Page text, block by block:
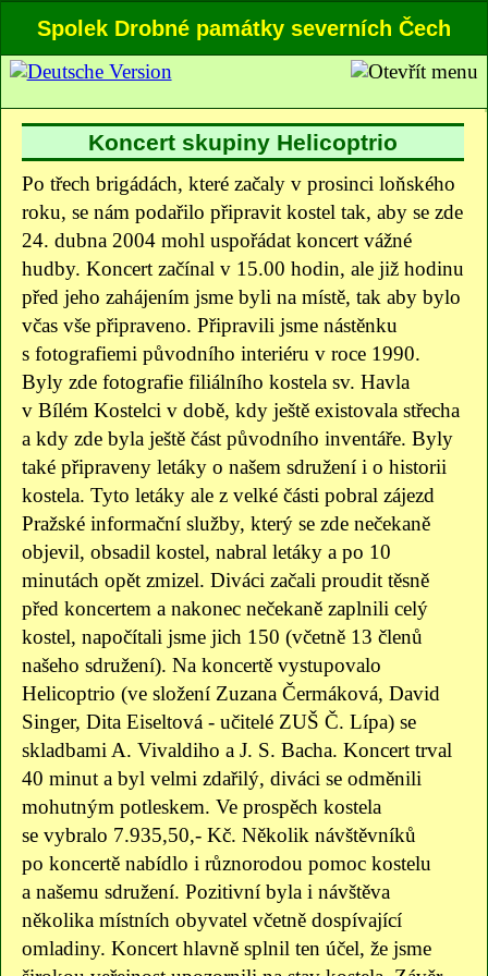
Spolek Drobné památky severních Čech
Koncert skupiny Helicoptrio
Po třech brigádách, které začaly v prosinci loňského
roku, se nám podařilo připravit kostel tak, aby se zde
24. dubna 2004 mohl uspořádat koncert vážné
hudby. Koncert začínal v 15.00 hodin, ale již hodinu
před jeho zahájením jsme byli na místě, tak aby bylo
včas vše připraveno. Připravili jsme nástěnku
s fotografiemi původního interiéru v roce 1990.
Byly zde fotografie filiálního kostela sv. Havla
v Bílém Kostelci v době, kdy ještě existovala střecha
a kdy zde byla ještě část původního inventáře. Byly
také připraveny letáky o našem sdružení i o historii
kostela. Tyto letáky ale z velké části pobral zájezd
Pražské informační služby, který se zde nečekaně
objevil, obsadil kostel, nabral letáky a po 10
minutách opět zmizel. Diváci začali proudit těsně
před koncertem a nakonec nečekaně zaplnili celý
kostel, napočítali jsme jich 150 (včetně 13 členů
našeho sdružení). Na koncertě vystupovalo
Helicoptrio (ve složení Zuzana Čermáková, David
Singer, Dita Eiseltová - učitelé ZUŠ Č. Lípa) se
skladbami A. Vivaldiho a J. S. Bacha. Koncert trval
40 minut a byl velmi zdařilý, diváci se odměnili
mohutným potleskem. Ve prospěch kostela
se vybralo 7.935,50,- Kč. Několik návštěvníků
po koncertě nabídlo i různorodou pomoc kostelu
a našemu sdružení. Pozitivní byla i návštěva
několika místních obyvatel včetně dospívající
omladiny. Koncert hlavně splnil ten účel, že jsme